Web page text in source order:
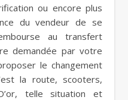
ou encore plus
du vendeur de se
au transfert
demandée par votre
le changement
la route, scooters,
telle situation et